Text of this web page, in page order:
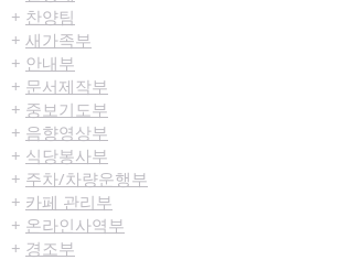
+ 찬양팀
+ 새가족부
+ 안내부
+ 문서제작부
+ 중보기도부
+ 음향영상부
+ 식당봉사부
+ 주차/차량운행부
+ 카페 관리부
+ 온라인사역부
+ 경조부